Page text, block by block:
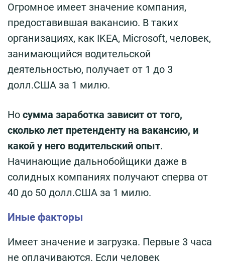
Огромное имеет значение компания,
предоставившая вакансию. В таких
организациях, как IKEA, Microsoft, человек,
занимающийся водительской
деятельностью, получает от 1 до 3
долл.США за 1 милю.
Но сумма заработка зависит от того,
сколько лет претенденту на вакансию, и
какой у него водительский опыт.
Начинающие дальнобойщики даже в
солидных компаниях получают сперва от
40 до 50 долл.США за 1 милю.
Иные факторы
Имеет значение и загрузка. Первые 3 часа
не оплачиваются. Если человек